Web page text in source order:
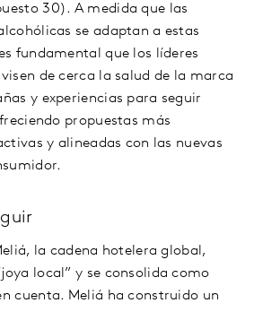
30). A medida que las
se adaptan a estas
fundamental que los líderes
de cerca la salud de la marca
y experiencias para seguir
propuestas más
y alineadas con las nuevas
la cadena hotelera global,
local” y se consolida como
cuenta. Meliá ha construido un